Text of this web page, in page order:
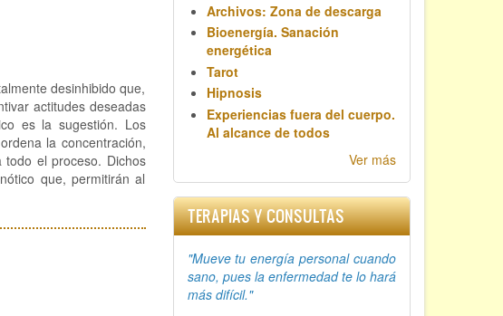
desinhibido que,
actitudes deseadas
es la sugestión. Los
la concentración,
el proceso. Dichos
que, permitirán al
Archivos: Zona de descarga
Bioenergía. Sanación
energética
Tarot
Hipnosis
Experiencias fuera del cuerpo.
Al alcance de todos
Ver más
TERAPIAS Y CONSULTAS
"Mueve tu energía personal cuando
sano, pues la enfermedad te lo hará
más difícil."